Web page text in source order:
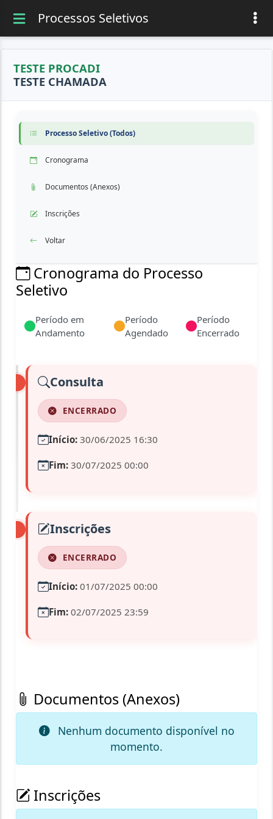
Processos Seletivos
TESTE PROCADI
TESTE CHAMADA
Processo Seletivo (Todos)
Cronograma
Documentos (Anexos)
Inscrições
Voltar
Cronograma do Processo
Seletivo
Período em
Andamento
Período
Agendado
Período
Encerrado
Consulta
ENCERRADO
Início: 30/06/2025 16:30
Fim: 30/07/2025 00:00
Inscrições
ENCERRADO
Início: 01/07/2025 00:00
Fim: 02/07/2025 23:59
Documentos (Anexos)
Nenhum documento disponível no
momento.
Inscrições